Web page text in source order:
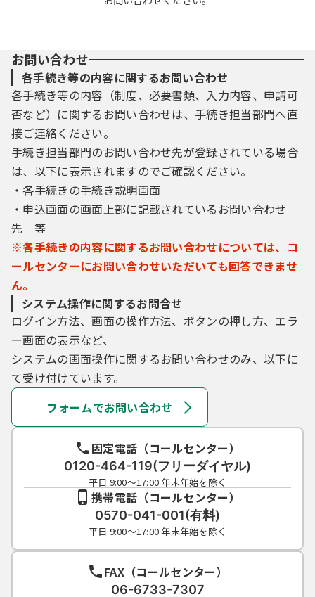
お問い合わせ
各手続き等の内容に関するお問い合わせ
各手続き等の内容（制度、必要書類、入力内容、申請可
否など）に関するお問い合わせは、手続き担当部門へ直
接ご連絡ください。
手続き担当部門のお問い合わせ先が登録されている場合
は、以下に表示されますのでご確認ください。
・各手続きの手続き説明画面
・申込画面の画面上部に記載されているお問い合わせ
先 等
※各手続きの内容に関するお問い合わせについては、コ
ールセンターにお問い合わせいただいても回答できませ
ん。
システム操作に関するお問合せ
ログイン方法、画面の操作方法、ボタンの押し方、エラ
ー画面の表示など、
システムの画面操作に関するお問い合わせのみ、以下に
て受け付けています。
フォームでお問い合わせ
固定電話（コールセンター）
0120-464-119(フリーダイヤル)
平日 9:00～17:00 年末年始を除く
携帯電話（コールセンター）
0570-041-001(有料)
平日 9:00～17:00 年末年始を除く
FAX（コールセンター）
06-6733-7307